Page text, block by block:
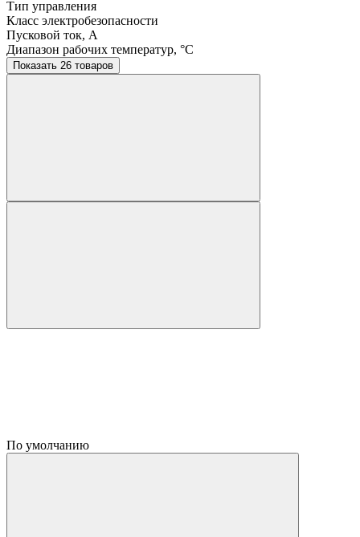
Тип управления
Класс электробезопасности
Пусковой ток, A
Диапазон рабочих температур, °C
Показать 26 товаров
По умолчанию